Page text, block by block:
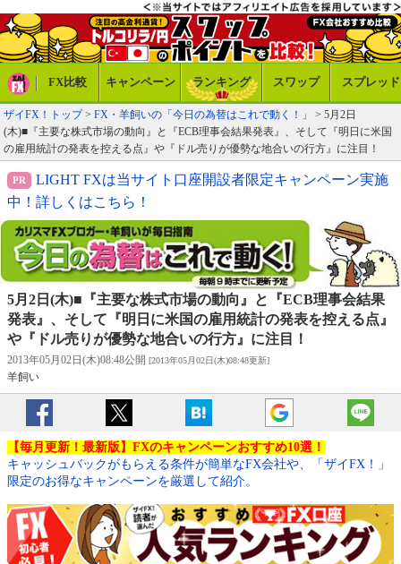
FX比較 キャンペーン ランキング スワップ スプレッド
ザイFX！トップ> FX・羊飼いの「今日の為替はこれで動く！」
> 5月2日
(木)■『主要な株式市場の動向』と『ECB理事会結果発表』、そして『明日に米国
の雇用統計の発表を控える点』や『ドル売りが優勢な地合いの行方』に注目！
LIGHT FXは当サイト口座開設者限定キャンペーン実施
中！詳しくはこちら！
5月2日(木)■『主要な株式市場の動向』と『ECB理事会結果
発表』、そして『明日に米国の雇用統計の発表を控える点』
や『ドル売りが優勢な地合いの行方』に注目！
2013年05月02日(木)08:48公開 [2013年05月02日(木)08:48更新]
羊飼い
【毎月更新！最新版】FXのキャンペーンおすすめ10選！
キャッシュバックがもらえる条件が簡単なFX会社や、「ザイFX！」
限定のお得なキャンペーンを厳選して紹介。